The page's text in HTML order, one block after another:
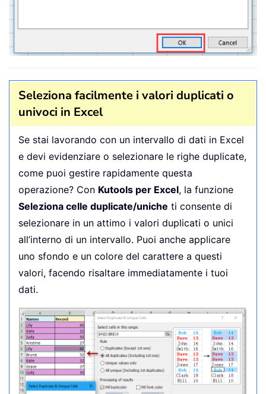
Seleziona facilmente i valori duplicati o
univoci in Excel
Se stai lavorando con un intervallo di dati in Excel
e devi evidenziare o selezionare le righe duplicate,
come puoi gestire rapidamente questa
operazione? Con Kutools per Excel, la funzione
Seleziona celle duplicate/uniche ti consente di
selezionare in un attimo i valori duplicati o unici
all’interno di un intervallo. Puoi anche applicare
uno sfondo e un colore del carattere a questi
valori, facendo risaltare immediatamente i tuoi
dati.